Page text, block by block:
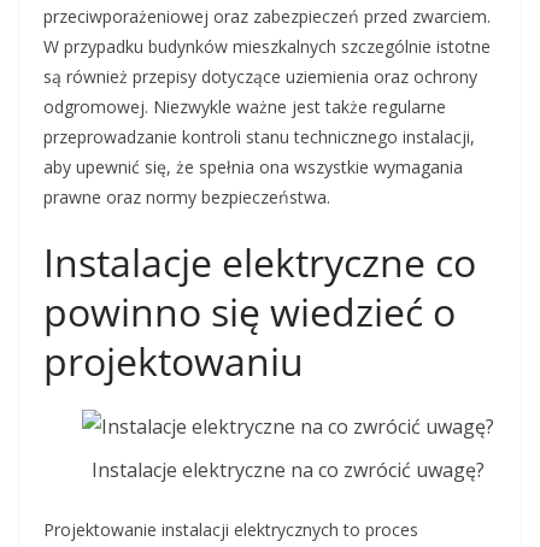
przeciwporażeniowej oraz zabezpieczeń przed zwarciem.
W przypadku budynków mieszkalnych szczególnie istotne
są również przepisy dotyczące uziemienia oraz ochrony
odgromowej. Niezwykle ważne jest także regularne
przeprowadzanie kontroli stanu technicznego instalacji,
aby upewnić się, że spełnia ona wszystkie wymagania
prawne oraz normy bezpieczeństwa.
Instalacje elektryczne co
powinno się wiedzieć o
projektowaniu
Instalacje elektryczne na co zwrócić uwagę?
Projektowanie instalacji elektrycznych to proces